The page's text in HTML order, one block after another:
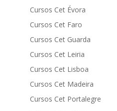
Cursos Cet Évora
Cursos Cet Faro
Cursos Cet Guarda
Cursos Cet Leiria
Cursos Cet Lisboa
Cursos Cet Madeira
Cursos Cet Portalegre